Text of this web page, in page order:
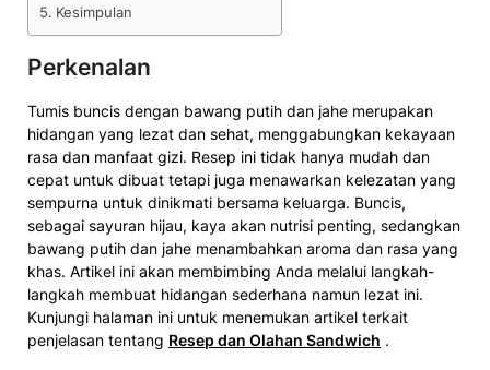
Kesimpulan
Perkenalan
Tumis buncis dengan bawang putih dan jahe merupakan
hidangan yang lezat dan sehat, menggabungkan kekayaan
rasa dan manfaat gizi. Resep ini tidak hanya mudah dan
cepat untuk dibuat tetapi juga menawarkan kelezatan yang
sempurna untuk dinikmati bersama keluarga. Buncis,
sebagai sayuran hijau, kaya akan nutrisi penting, sedangkan
bawang putih dan jahe menambahkan aroma dan rasa yang
khas. Artikel ini akan membimbing Anda melalui langkah-
langkah membuat hidangan sederhana namun lezat ini.
Kunjungi halaman ini untuk menemukan artikel terkait
penjelasan tentang Resep dan Olahan Sandwich .